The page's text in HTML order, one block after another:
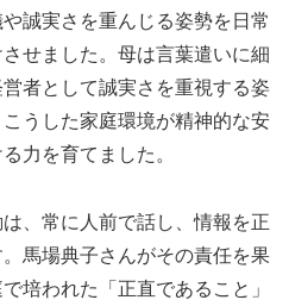
誠実さを重んじる姿勢を日常
せました。母は言葉遣いに細
者として誠実さを重視する姿
うした家庭環境が精神的な安
力を育てました。
、常に人前で話し、情報を正
馬場典子さんがその責任を果
培われた「正直であること」